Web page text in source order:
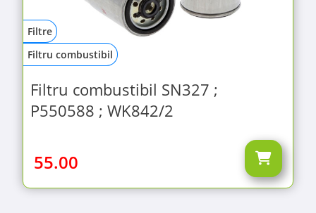
Filtre
Filtru combustibil
Filtru combustibil SN327 ;
P550588 ; WK842/2
55.00